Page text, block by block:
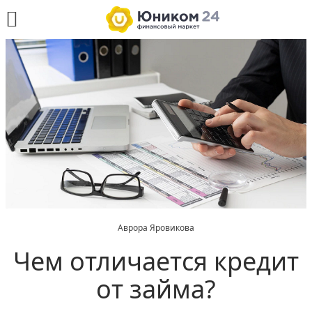
Аврора Яровикова
Чем отличается кредит
от займа?